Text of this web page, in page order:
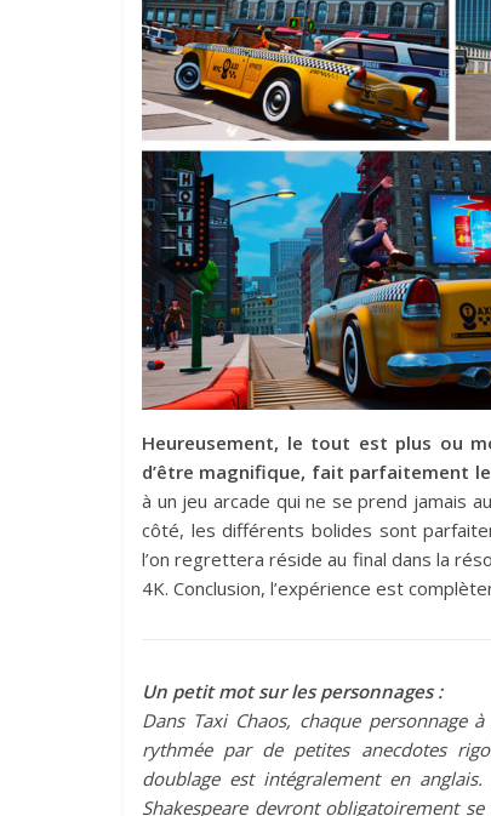
Heureusement, le tout est plus ou
d’être magnifique, fait parfaitement
à un jeu arcade qui ne se prend jamais
côté, les différents bolides sont
l’on regrettera réside au final dans la
4K. Conclusion, l’expérience est
Un petit mot sur les personnages :
Dans Taxi Chaos, chaque personnage
rythmée par de petites anecdotes
doublage est intégralement en
Shakespeare devront obligatoirement